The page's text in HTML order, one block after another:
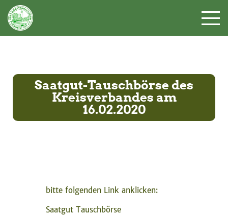
Saatgut-Tauschbörse des
Kreisverbandes am
16.02.2020
bitte folgenden Link anklicken:
Saatgut Tauschbörse